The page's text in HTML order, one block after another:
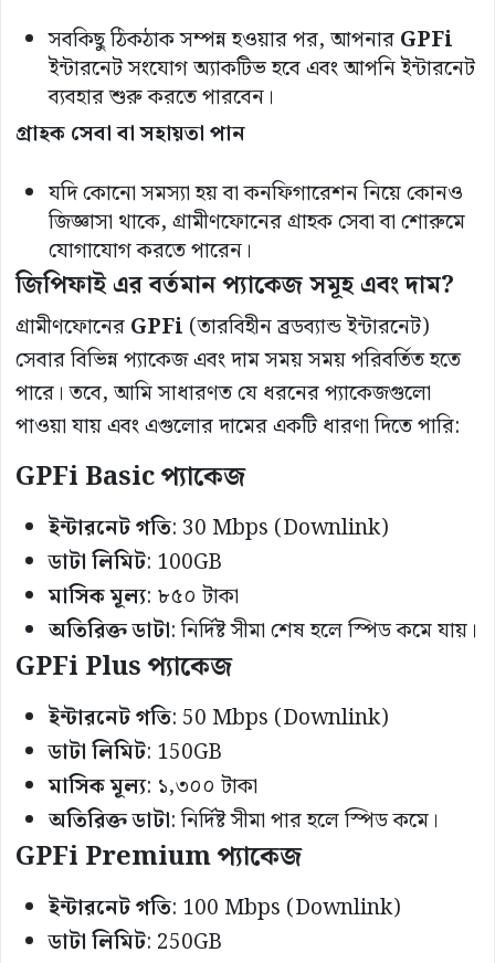
সবকিছু ঠিকঠাক সম্পন্ন হওয়ার পর, আপনারGPFi
ইন্টারনেট সংযোগ অ্যাকটিভ হবে এবং আপনি ইন্টারনেট
ব্যবহার শুরু করতে পারবেন।
গ্রাহকসেবাবাসহায়তাপান
যদি কোনো সমস্যা হয় বা কনফিগারেশন নিয়ে কোনও
জিজ্ঞাসা থাকে, গ্রামীণফোনের গ্রাহক সেবা বা শোরুমে
যোগাযোগ করতে পারেন।
জিপিফাইএরবর্তমানপ্যাকেজসমূহএবংদাম?
গ্রামীণফোনেরGPFi (তারবিহীন ব্রডব্যান্ড ইন্টারনেট)
সেবার বিভিন্ন প্যাকেজ এবং দাম সময় সময় পরিবর্তিত হতে
পারে। তবে, আমি সাধারণত যে ধরনের প্যাকেজগুলো
পাওয়া যায় এবং এগুলোর দামের একটি ধারণা দিতে পারি:
GPFi Basicপ্যাকেজ
ইন্টারনেটগতি: 30 Mbps (Downlink)
ডাটালিমিট: 100GB
মাসিকমূল্য: ৮৫০ টাকা
অতিরিক্তডাটা: নির্দিষ্ট সীমা শেষ হলে স্পিড কমে যায়।
GPFi Plusপ্যাকেজ
ইন্টারনেটগতি: 50 Mbps (Downlink)
ডাটালিমিট: 150GB
মাসিকমূল্য: ১,৩০০ টাকা
অতিরিক্তডাটা: নির্দিষ্ট সীমা পার হলে স্পিড কমে।
GPFi Premiumপ্যাকেজ
ইন্টারনেটগতি: 100 Mbps (Downlink)
ডাটালিমিট: 250GB